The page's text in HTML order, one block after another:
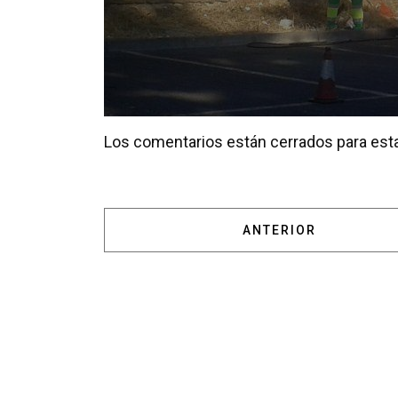
Los comentarios están cerrados para
ARTÍCULO
ANTERIOR